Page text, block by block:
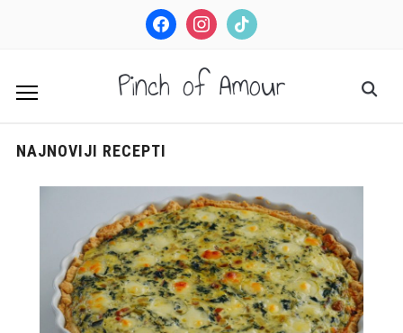
facebookinstagramtiktok
Pinch of Amour
NAJNOVIJI RECEPTI